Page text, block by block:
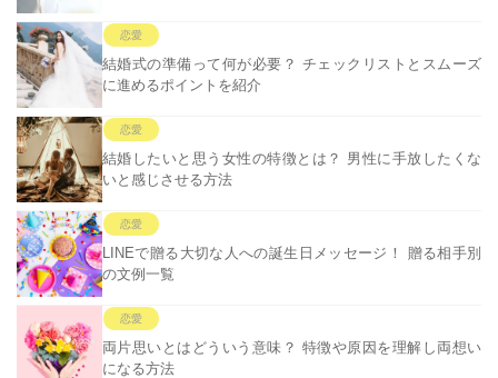
恋愛
結婚式の準備って何が必要？ チェックリストとスムーズ
に進めるポイントを紹介
恋愛
結婚したいと思う女性の特徴とは？ 男性に手放したくな
いと感じさせる方法
恋愛
LINEで贈る大切な人への誕生日メッセージ！ 贈る相手別
の文例一覧
恋愛
両片思いとはどういう意味？ 特徴や原因を理解し両想い
になる方法